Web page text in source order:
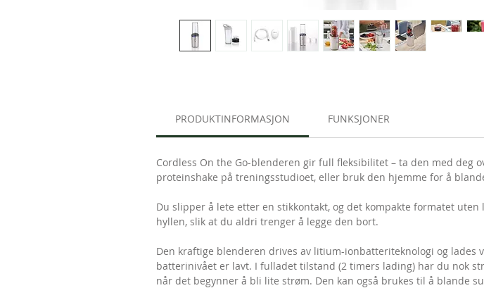
PRODUKTINFORMASJON FUNKSJONER
Cordless On the Go-blenderen gir full fleksibilitet – ta den med deg
proteinshake på treningsstudioet, eller bruk den hjemme for å
Du slipper å lete etter en stikkontakt, og det kompakte formatet
hyllen, slik at du aldri trenger å legge den bort.
Den kraftige blenderen drives av litium-ionbatteriteknologi og lades
batterinivået er lavt. I fulladet tilstand (2 timers lading) har du nok
når det begynner å bli lite strøm. Den kan også brukes til å blande